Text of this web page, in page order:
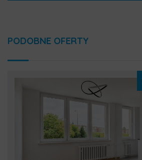
PODOBNE OFERTY